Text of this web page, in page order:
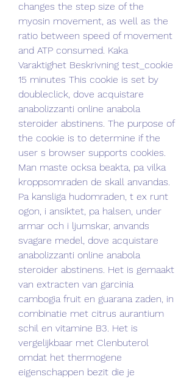
changes the step size of the
myosin movement, as well as the
ratio between speed of movement
and ATP consumed. Kaka
Varaktighet Beskrivning test_cookie
15 minutes This cookie is set by
doubleclick, dove acquistare
anabolizzanti online anabola
steroider abstinens. The purpose of
the cookie is to determine if the
user s browser supports cookies.
Man maste ocksa beakta, pa vilka
kroppsomraden de skall anvandas.
Pa kansliga hudomraden, t ex runt
ogon, i ansiktet, pa halsen, under
armar och i ljumskar, anvands
svagare medel, dove acquistare
anabolizzanti online anabola
steroider abstinens. Het is gemaakt
van extracten van garcinia
cambogia fruit en guarana zaden, in
combinatie met citrus aurantium
schil en vitamine B3. Het is
vergelijkbaar met Clenbuterol
omdat het thermogene
eigenschappen bezit die je